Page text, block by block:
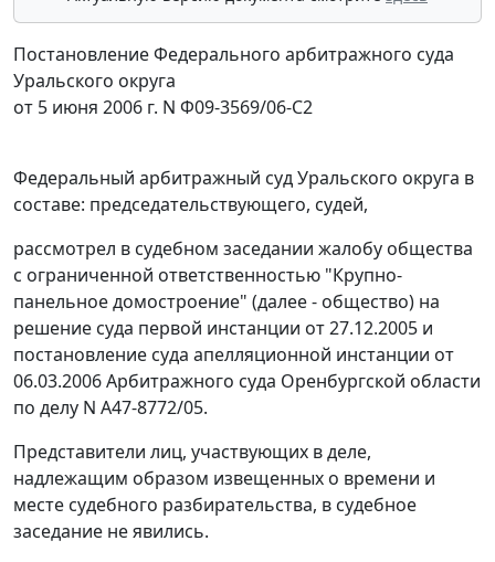
Постановление Федерального арбитражного суда
Уральского округа
от 5 июня 2006 г. N Ф09-3569/06-С2
Федеральный арбитражный суд Уральского округа в
составе: председательствующего, судей,
рассмотрел в судебном заседании жалобу общества
с ограниченной ответственностью "Крупно-
панельное домостроение" (далее - общество) на
решение суда первой инстанции от 27.12.2005 и
постановление суда апелляционной инстанции от
06.03.2006 Арбитражного суда Оренбургской области
по делу N А47-8772/05.
Представители лиц, участвующих в деле,
надлежащим образом извещенных о времени и
месте судебного разбирательства, в судебное
заседание не явились.